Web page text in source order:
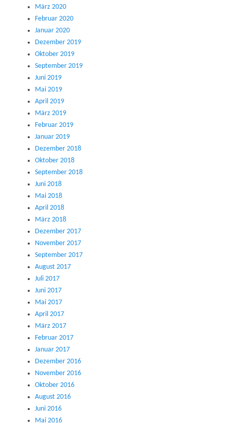
März 2020
Februar 2020
Januar 2020
Dezember 2019
Oktober 2019
September 2019
Juni 2019
Mai 2019
April 2019
März 2019
Februar 2019
Januar 2019
Dezember 2018
Oktober 2018
September 2018
Juni 2018
Mai 2018
April 2018
März 2018
Dezember 2017
November 2017
September 2017
August 2017
Juli 2017
Juni 2017
Mai 2017
April 2017
März 2017
Februar 2017
Januar 2017
Dezember 2016
November 2016
Oktober 2016
August 2016
Juni 2016
Mai 2016